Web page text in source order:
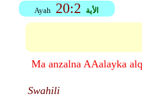
Ayah 20:2 الأية
Ma anzalna AAalayka
Swahili